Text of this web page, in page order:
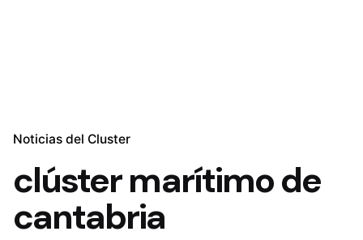
Noticias del Cluster
clúster marítimo de
cantabria